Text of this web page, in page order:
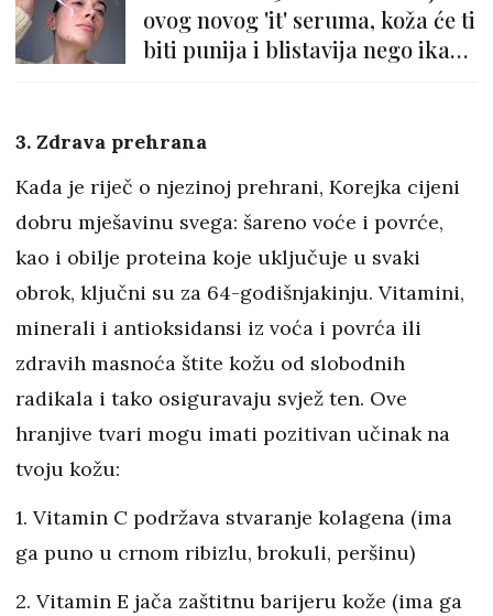
ovog novog 'it' seruma, koža će ti
biti punija i blistavija nego ikad
3. Zdrava prehrana
Kada je riječ o njezinoj prehrani, Korejka cijeni
dobru mješavinu svega: šareno voće i povrće,
kao i obilje proteina koje uključuje u svaki
obrok, ključni su za 64-godišnjakinju. Vitamini,
minerali i antioksidansi iz voća i povrća ili
zdravih masnoća štite kožu od slobodnih
radikala i tako osiguravaju svjež ten. Ove
hranjive tvari mogu imati pozitivan učinak na
tvoju kožu:
1. Vitamin C podržava stvaranje kolagena (ima
ga puno u crnom ribizlu, brokuli, peršinu)
2. Vitamin E jača zaštitnu barijeru kože (ima ga